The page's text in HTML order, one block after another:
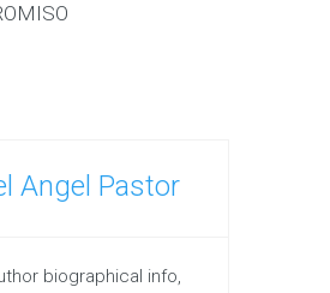
Angel Pastor
biographical info,